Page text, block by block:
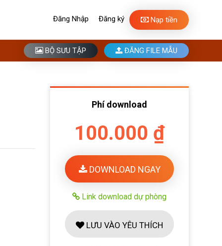
Đăng Nhập Đăng ký Nạp tiền
BỘ SƯU TẬP ĐĂNG FILE MẪU
Phí download
100.000 ₫
DOWNLOAD NGAY
Link download dự phòng
LƯU VÀO YÊU THÍCH